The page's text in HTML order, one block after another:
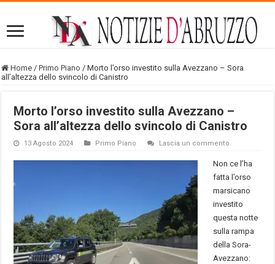
Home / Primo Piano / Morto l’orso investito sulla Avezzano – Sora
all’altezza dello svincolo di Canistro
Morto l’orso investito sulla Avezzano –
Sora all’altezza dello svincolo di Canistro
13 Agosto 2024 Primo Piano Lascia un commento
Non ce l’ha
fatta l’orso
marsicano
investito
questa notte
sulla rampa
della Sora-
Avezzano: